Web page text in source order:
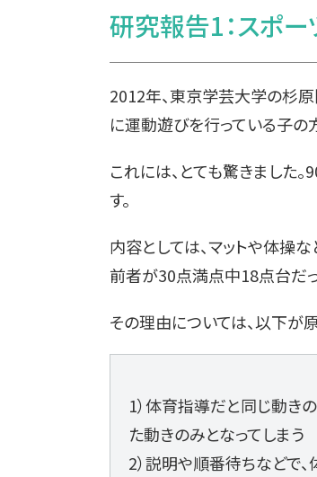
研究報告1：スポ
2012年、東京学芸大学の杉
に運動遊びを行っている子の
これには、とても驚きました
す。
内容としては、マットや体操
前者が30点満点中18点台だ
その理由については、以下が
1）体育指導だと同じ動き
た動きのみとなってしまう
2）説明や順番待ちなどで